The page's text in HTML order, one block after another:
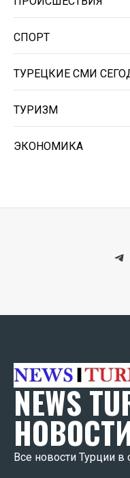
СПОРТ
ТУРЕЦКИЕ СМИ
ТУРИЗМ
ЭКОНОМИКА
NEWS
Все новости Турции в